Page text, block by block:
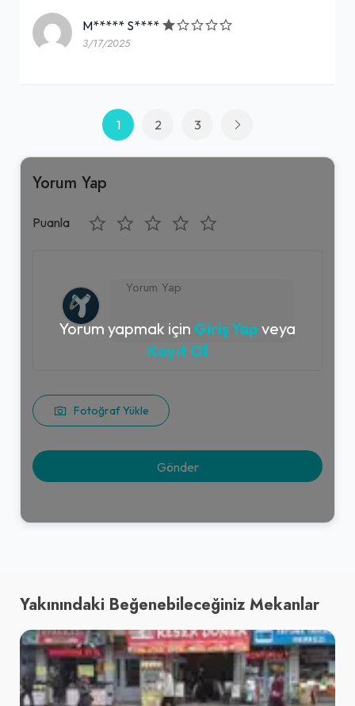
M***** S****
3/17/2025
1 2 3
Yorum Yap
Puanla
Fotoğraf Yükle
Yorum yapmak için Giriş Yap veya
Kayıt Ol
Yakınındaki Beğenebileceğiniz Mekanlar